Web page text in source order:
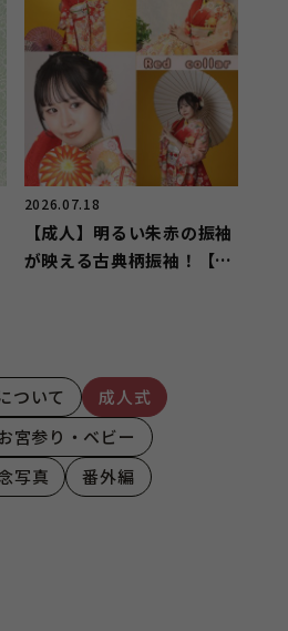
2026.07.18
【成人】明るい朱赤の振袖
が映える古典柄振袖！【湖
ついて
成人式
宮参り・ベビー
写真
番外編